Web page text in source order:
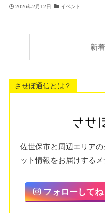
2026年2月12日 イベント
新
させぼ通信とは？
佐世保市と周辺エリア
ット情報をお届けするメ
フォローしてね